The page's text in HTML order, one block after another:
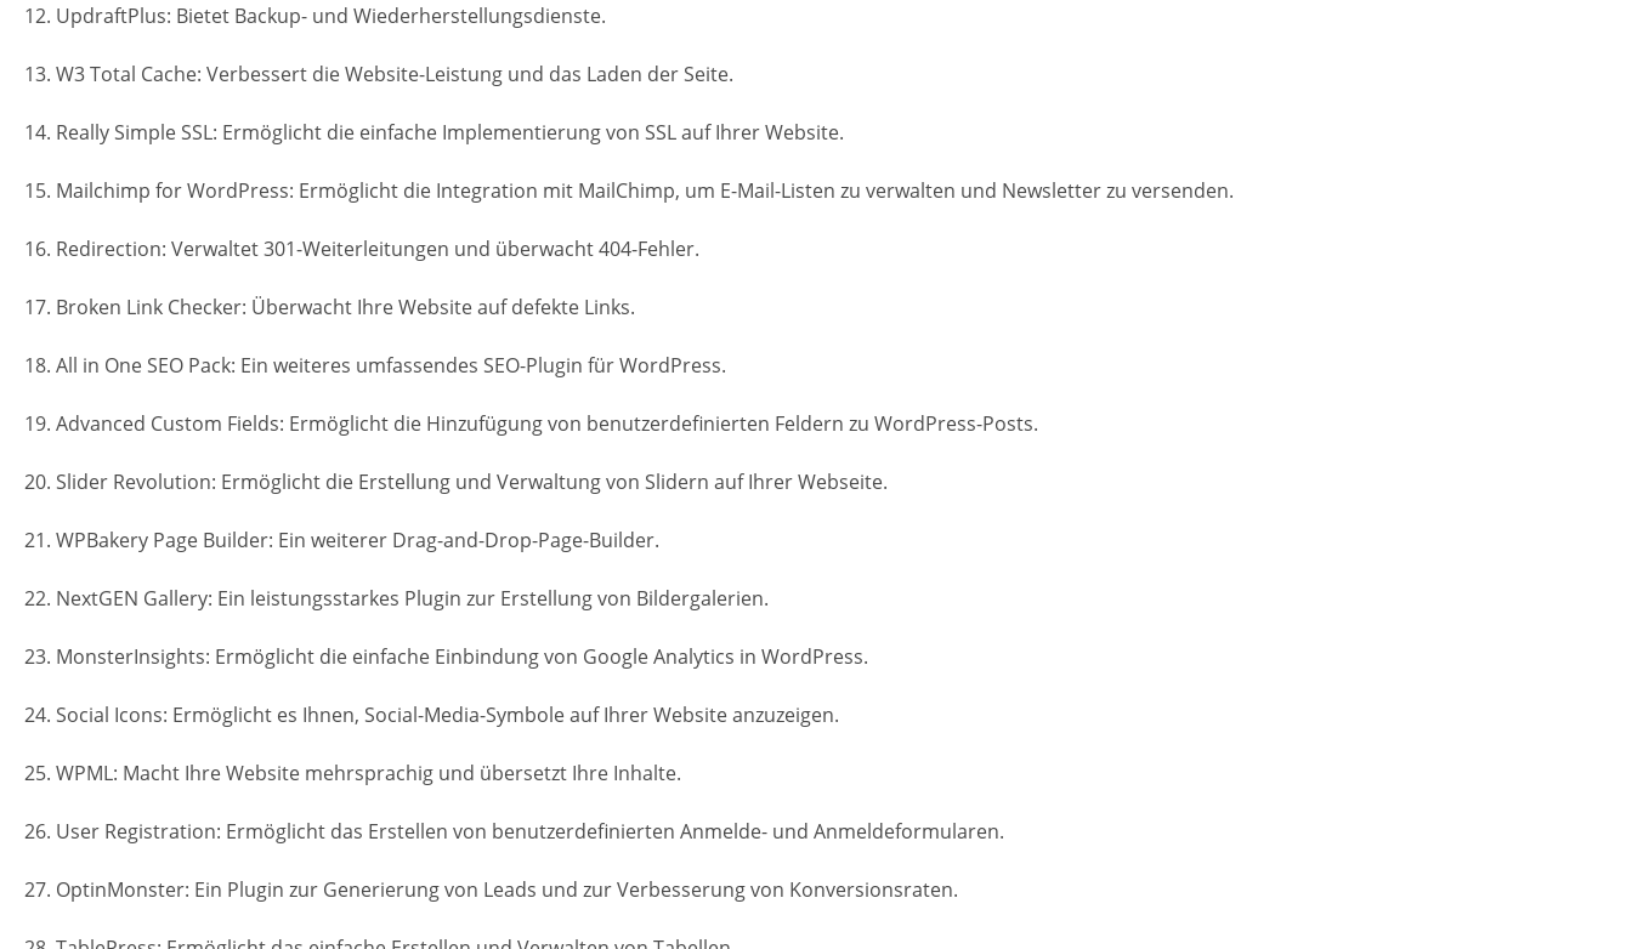
12. UpdraftPlus: Bietet Backup- und Wiederherstellungsdienste.
13. W3 Total Cache: Verbessert die Website-Leistung und das Laden der Seite.
14. Really Simple SSL: Ermöglicht die einfache Implementierung von SSL auf Ihrer Website.
15. Mailchimp for WordPress: Ermöglicht die Integration mit MailChimp, um E-Mail-Listen zu verwalten und Newsletter zu versenden.
16. Redirection: Verwaltet 301-Weiterleitungen und überwacht 404-Fehler.
17. Broken Link Checker: Überwacht Ihre Website auf defekte Links.
18. All in One SEO Pack: Ein weiteres umfassendes SEO-Plugin für WordPress.
19. Advanced Custom Fields: Ermöglicht die Hinzufügung von benutzerdefinierten Feldern zu WordPress-Posts.
20. Slider Revolution: Ermöglicht die Erstellung und Verwaltung von Slidern auf Ihrer Webseite.
21. WPBakery Page Builder: Ein weiterer Drag-and-Drop-Page-Builder.
22. NextGEN Gallery: Ein leistungsstarkes Plugin zur Erstellung von Bildergalerien.
23. MonsterInsights: Ermöglicht die einfache Einbindung von Google Analytics in WordPress.
24. Social Icons: Ermöglicht es Ihnen, Social-Media-Symbole auf Ihrer Website anzuzeigen.
25. WPML: Macht Ihre Website mehrsprachig und übersetzt Ihre Inhalte.
26. User Registration: Ermöglicht das Erstellen von benutzerdefinierten Anmelde- und Anmeldeformularen.
27. OptinMonster: Ein Plugin zur Generierung von Leads und zur Verbesserung von Konversionsraten.